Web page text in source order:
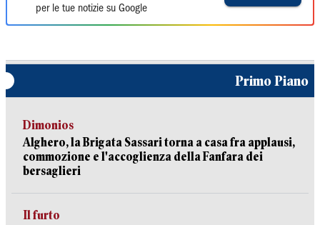
per le tue notizie su Google
Primo Piano
Dimonios
Alghero, la Brigata Sassari torna a casa fra applausi,
commozione e l'accoglienza della Fanfara dei
bersaglieri
Il furto